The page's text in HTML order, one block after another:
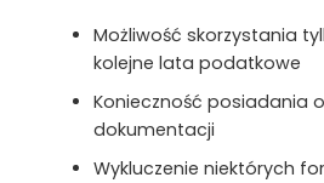
Możliwość skorzystania
kolejne lata podatkowe
Konieczność posiadania
dokumentacji
Wykluczenie niektórych